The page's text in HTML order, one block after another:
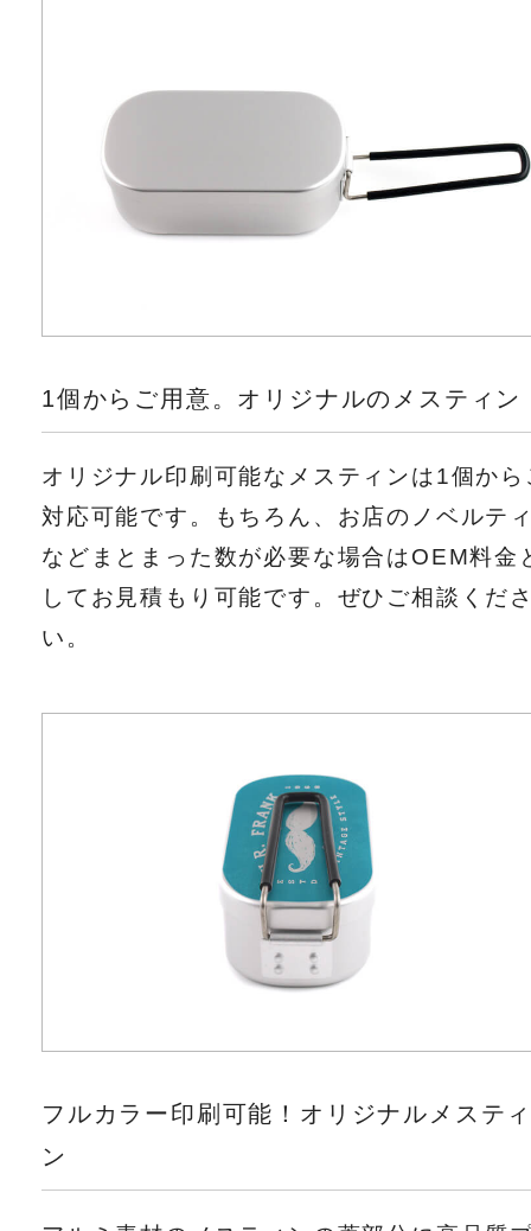
1個からご用意。オリジナルのメスティン
オリジナル印刷可能なメスティンは1個から
対応可能です。もちろん、お店のノベルテ
などまとまった数が必要な場合はOEM料金
してお見積もり可能です。ぜひご相談くだ
い。
フルカラー印刷可能！オリジナルメステ
ン